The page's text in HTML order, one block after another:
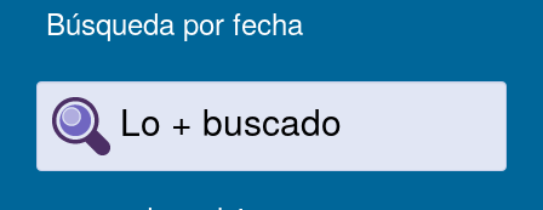
Búsqueda por fecha
Lo + buscado